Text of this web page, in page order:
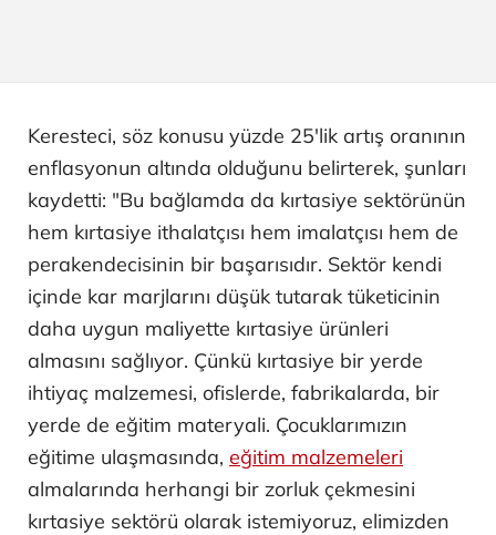
Keresteci, söz konusu yüzde 25'lik artış oranının
enflasyonun altında olduğunu belirterek, şunları
kaydetti: "Bu bağlamda da kırtasiye sektörünün
hem kırtasiye ithalatçısı hem imalatçısı hem de
perakendecisinin bir başarısıdır. Sektör kendi
içinde kar marjlarını düşük tutarak tüketicinin
daha uygun maliyette kırtasiye ürünleri
almasını sağlıyor. Çünkü kırtasiye bir yerde
ihtiyaç malzemesi, ofislerde, fabrikalarda, bir
yerde de eğitim materyali. Çocuklarımızın
eğitime ulaşmasında, eğitim malzemeleri
almalarında herhangi bir zorluk çekmesini
kırtasiye sektörü olarak istemiyoruz, elimizden